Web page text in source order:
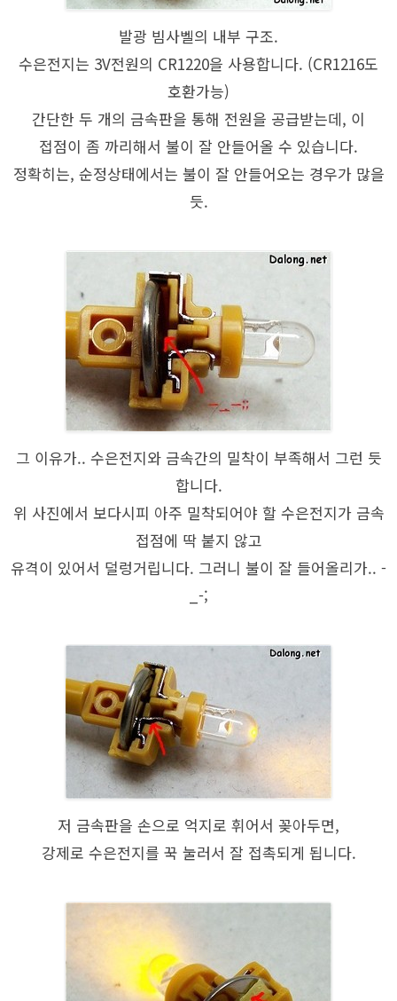
발광 빔사벨의 내부 구조.
수은전지는 3V전원의 CR1220을 사용합니다. (CR1216도
호환가능)
간단한 두 개의 금속판을 통해 전원을 공급받는데, 이
접점이 좀 까리해서 불이 잘 안들어올 수 있습니다.
정확히는, 순정상태에서는 불이 잘 안들어오는 경우가 많을
듯.
그 이유가.. 수은전지와 금속간의 밀착이 부족해서 그런 듯
합니다.
위 사진에서 보다시피 아주 밀착되어야 할 수은전지가 금속
접점에 딱 붙지 않고
유격이 있어서 덜렁거립니다. 그러니 불이 잘 들어올리가.. -
_-;
저 금속판을 손으로 억지로 휘어서 꽂아두면,
강제로 수은전지를 꾹 눌러서 잘 접촉되게 됩니다.